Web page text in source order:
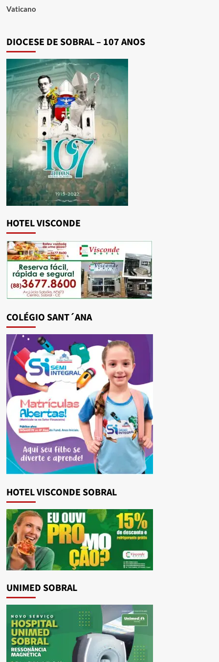
Vaticano
DIOCESE DE SOBRAL – 107 ANOS
HOTEL VISCONDE
COLÉGIO SANT´ANA
HOTEL VISCONDE SOBRAL
UNIMED SOBRAL